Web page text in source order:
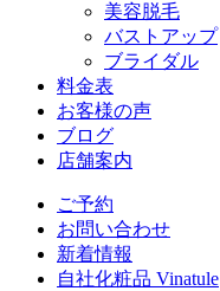
美容脱毛
バストアップ
ブライダル
料金表
お客様の声
ブログ
店舗案内
ご予約
お問い合わせ
新着情報
自社化粧品 Vinatule